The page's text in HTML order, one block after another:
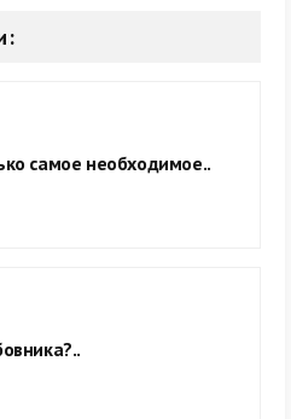
самое необходимое..